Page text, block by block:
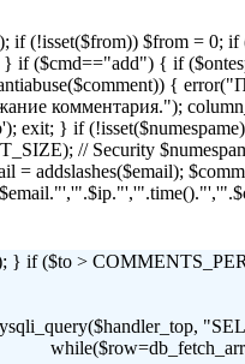
(!isset($from)) $from = 0;
($cmd=="add") { if
{
комментария.");
exit; } if
// Security
= addslashes($email);
} if ($to >